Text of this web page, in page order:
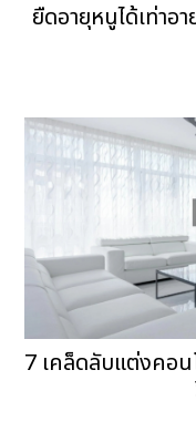
ยืดอายุหนูได้เท่าอ
7 เคล็ดลับแต่งคอน